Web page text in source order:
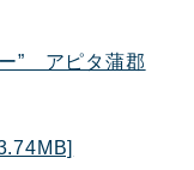
” アピタ蒲郡